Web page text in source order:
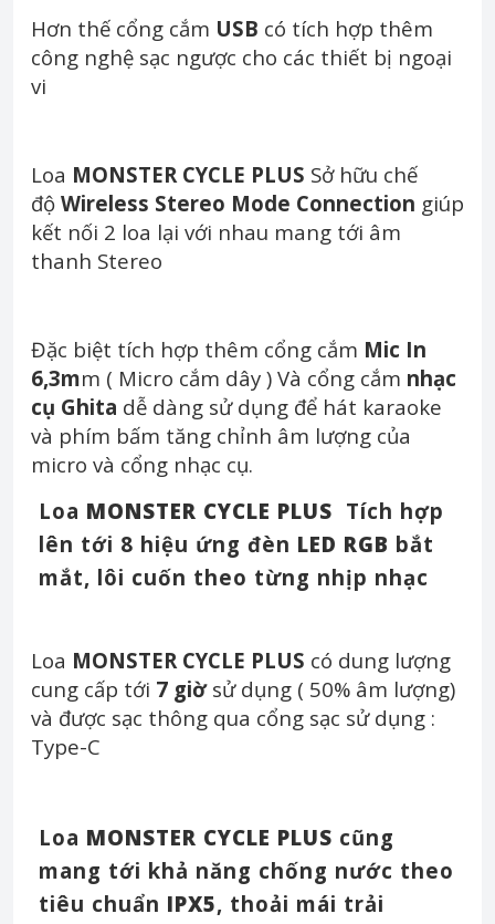
Hơn thế cổng cắm USB có tích hợp thêm
công nghệ sạc ngược cho các thiết bị ngoại
vi
Loa MONSTER CYCLE PLUS Sở hữu chế
độ Wireless Stereo Mode Connection giúp
kết nối 2 loa lại với nhau mang tới âm
thanh Stereo
Đặc biệt tích hợp thêm cổng cắm Mic In
6,3mm ( Micro cắm dây ) Và cổng cắm nhạc
cụ Ghita dễ dàng sử dụng để hát karaoke
và phím bấm tăng chỉnh âm lượng của
micro và cổng nhạc cụ.
Loa MONSTER CYCLE PLUS Tích hợp
lên tới 8 hiệu ứng đèn LED RGB bắt
mắt, lôi cuốn theo từng nhịp nhạc
Loa MONSTER CYCLE PLUS có dung lượng
cung cấp tới 7 giờsử dụng ( 50% âm lượng)
và được sạc thông qua cổng sạc sử dụng :
Type-C
Loa MONSTER CYCLE PLUS cũng
mang tới khả năng chống nước theo
tiêu chuẩn IPX5, thoải mái trải